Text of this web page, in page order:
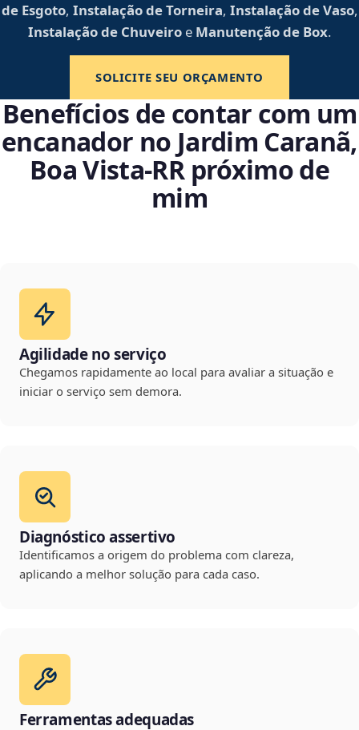
de Esgoto, Instalação de Torneira, Instalação de Vaso,
Instalação de Chuveiroe Manutenção de Box.
SOLICITE SEU ORÇAMENTO
Benefícios de contar com um
encanador no Jardim Caranã,
Boa Vista‑RR próximo de
mim
Agilidade no serviço
Chegamos rapidamente ao local para avaliar a situação e
iniciar o serviço sem demora.
Diagnóstico assertivo
Identificamos a origem do problema com clareza,
aplicando a melhor solução para cada caso.
Ferramentas adequadas